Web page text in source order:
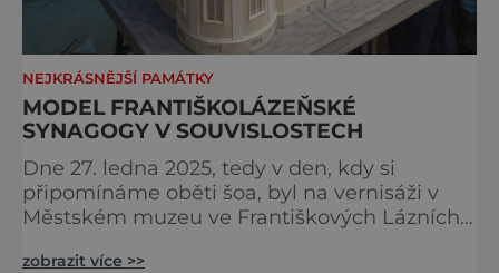
NEJKRÁSNĚJŠÍ PAMÁTKY
MODEL FRANTIŠKOLÁZEŇSKÉ
SYNAGOGY V SOUVISLOSTECH
Dne 27. ledna 2025, tedy v den, kdy si
připomínáme oběti šoa, byl na vernisáži v
Městském muzeu ve Františkových Lázních
nacisty zničena v roce 1938. Do lázeňského
zobrazit více >>